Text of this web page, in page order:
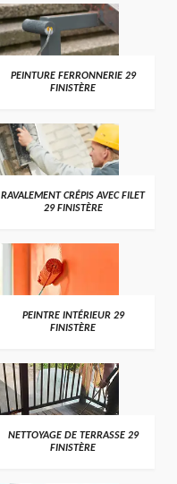
PEINTURE FERRONNERIE 29
FINISTÈRE
RAVALEMENT CRÉPIS AVEC FILET
29 FINISTÈRE
PEINTRE INTÉRIEUR 29
FINISTÈRE
NETTOYAGE DE TERRASSE 29
FINISTÈRE